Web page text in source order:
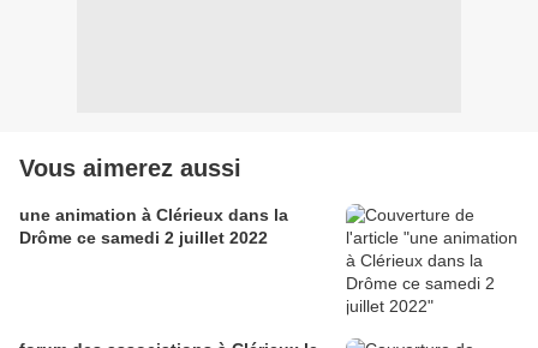
Vous aimerez aussi
une animation à Clérieux dans la
Drôme ce samedi 2 juillet 2022